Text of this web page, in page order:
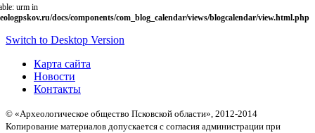
urm in
docs/components/com_blog_calendar/views/blogcalendar/view.html.php
Switch to Desktop Version
Карта сайта
Новости
Контакты
© «Археологическое общество Псковской области», 2012-2014
Копирование материалов допускается с согласия администрации при